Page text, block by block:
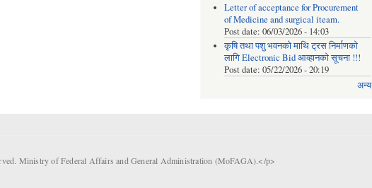
Letter of acceptance for Procurement
of Medicine and surgical iteam.
Post date: 06/03/2026 - 14:03
कृषि तथा पशु भवनको माथि ट्रस निर्माणको
लागि Electronic Bid आव्हानको सूचना !!!
Post date: 05/22/2026 - 20:19
अन्य
Ministry of Federal Affairs and General Administration (MoFAGA).</p>